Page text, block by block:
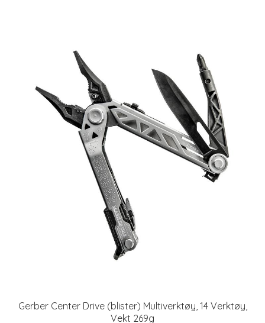
Gerber Center Drive (blister) Multiverktøy, 14 Verktøy,
Vekt 269g